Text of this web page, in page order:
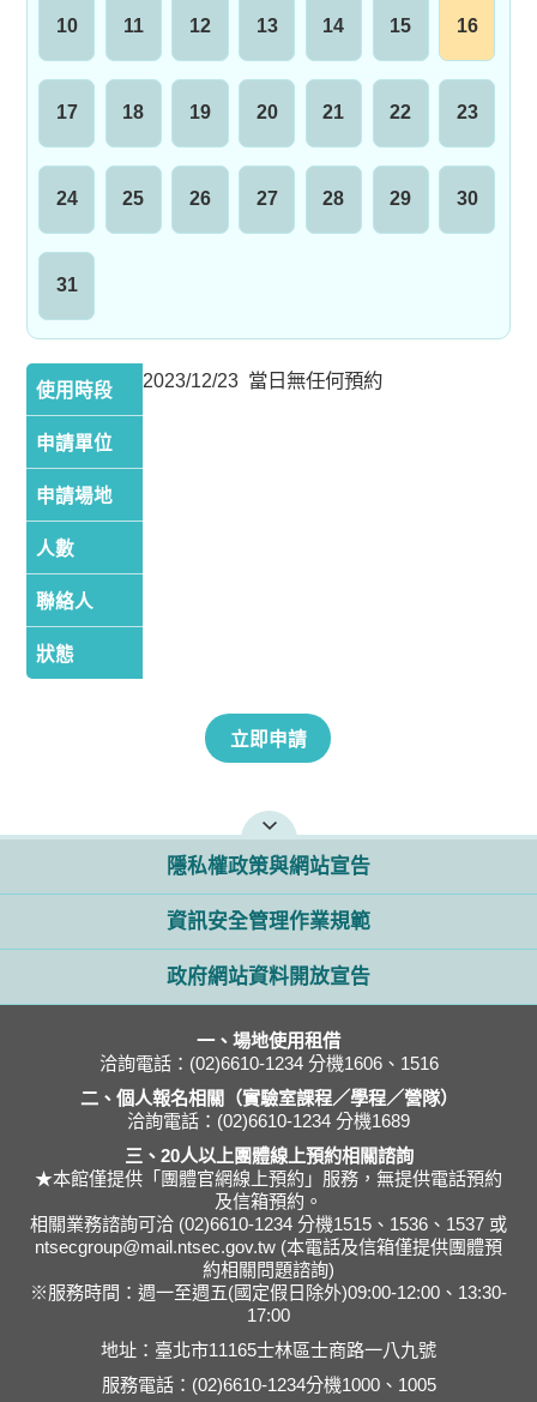
10 11 12 13 14 15 16
17 18 19 20 21 22 23
24 25 26 27 28 29 30
31
使用時段
申請單位
申請場地
人數
聯絡人
狀態
2023/12/23 當日無任何預約
隱私權政策與網站宣告
資訊安全管理作業規範
政府網站資料開放宣告
一、場地使用租借
洽詢電話：(02)6610-1234 分機1606、1516
二、個人報名相關（實驗室課程／學程／營隊）
洽詢電話：(02)6610-1234 分機1689
三、20人以上團體線上預約相關諮詢
★本館僅提供「團體官網線上預約」服務，無提供電話預約
及信箱預約。
相關業務諮詢可洽 (02)6610-1234 分機1515、1536、1537 或
ntsecgroup@mail.ntsec.gov.tw (本電話及信箱僅提供團體預
約相關問題諮詢)
※服務時間：週一至週五(國定假日除外)09:00-12:00、13:30-
17:00
地址：臺北市11165士林區士商路一八九號
服務電話：(02)6610-1234分機1000、1005